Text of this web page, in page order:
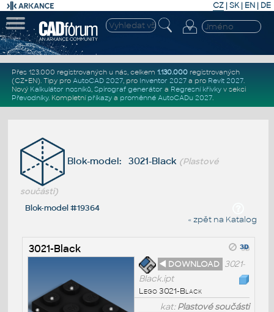
CZ | SK| EN | DE
Přes 123.000 registrovaných u nás, celkem 1.130.000registrovaných
(CZ+EN). Tipy pro AutoCAD 2027, pro Inventor 2027a pro Revit 2027.
Nový Kalkulátor nosníků, Spirograf generátor a Regresní křivkyv sekci
Převodníky. Kompletní příkazya proměnné AutoCADu 2027.
Blok-model: 3021-Black (Plastové
součásti)
Blok-model #19364
« zpět na Katalog
3021-Black
◄ DOWNLOAD 3021-
Black.ipt
Lego 3021-Black
kat:Plastové součásti